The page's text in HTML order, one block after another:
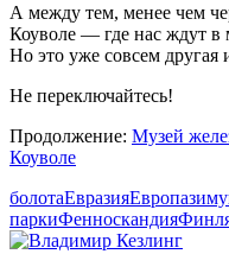
А между тем, менее чем
Коуволе — где нас ждут в
Но это уже совсем другая
Не переключайтесь!
Продолжение: Музей
Коуволе
болотаЕвразияЕвропа
паркиФенноскандия